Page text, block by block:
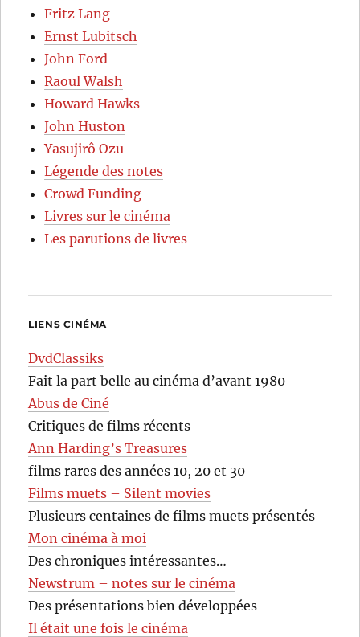
Fritz Lang
Ernst Lubitsch
John Ford
Raoul Walsh
Howard Hawks
John Huston
Yasujirô Ozu
Légende des notes
Crowd Funding
Livres sur le cinéma
Les parutions de livres
LIENS CINÉMA
DvdClassiks
Fait la part belle au cinéma d’avant 1980
Abus de Ciné
Critiques de films récents
Ann Harding’s Treasures
films rares des années 10, 20 et 30
Films muets – Silent movies
Plusieurs centaines de films muets présentés
Mon cinéma à moi
Des chroniques intéressantes…
Newstrum – notes sur le cinéma
Des présentations bien développées
Il était une fois le cinéma